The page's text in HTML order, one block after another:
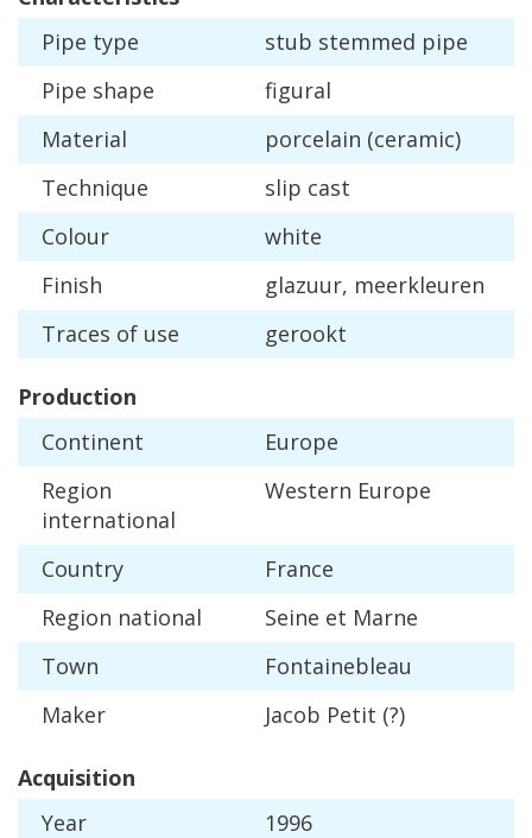
Pipe type stub stemmed pipe
Pipe shape
figural
Material
porcelain (ceramic)
Technique
slip cast
Colour
white
Finish
glazuur, meerkleuren
Traces of use gerookt
Production
Continent
Europe
Region
international
Western Europe
Country
France
Region national Seine et Marne
Town
Fontainebleau
Maker
Jacob Petit (?)
Acquisition
Year
1996